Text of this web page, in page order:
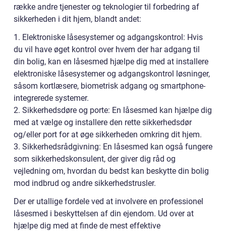
række andre tjenester og teknologier til forbedring af
sikkerheden i dit hjem, blandt andet:
1. Elektroniske låsesystemer og adgangskontrol: Hvis
du vil have øget kontrol over hvem der har adgang til
din bolig, kan en låsesmed hjælpe dig med at installere
elektroniske låsesystemer og adgangskontrol løsninger,
såsom kortlæsere, biometrisk adgang og smartphone-
integrerede systemer.
2. Sikkerhedsdøre og porte: En låsesmed kan hjælpe dig
med at vælge og installere den rette sikkerhedsdør
og/eller port for at øge sikkerheden omkring dit hjem.
3. Sikkerhedsrådgivning: En låsesmed kan også fungere
som sikkerhedskonsulent, der giver dig råd og
vejledning om, hvordan du bedst kan beskytte din bolig
mod indbrud og andre sikkerhedstrusler.
Der er utallige fordele ved at involvere en professionel
låsesmed i beskyttelsen af din ejendom. Ud over at
hjælpe dig med at finde de mest effektive